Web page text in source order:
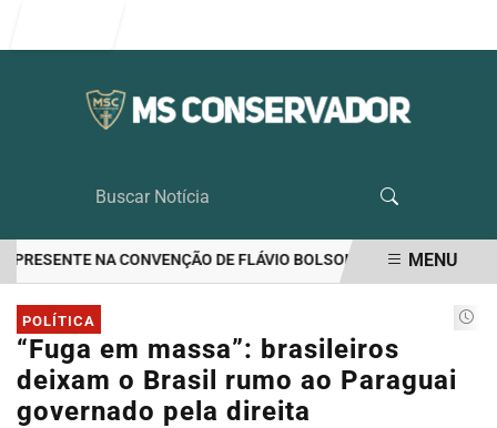
NA CONVENÇÃO DE FLÁVIO BOLSONARO RIEDEL
EM ALTA
MENU
POLÍTICA
“Fuga em massa”: brasileiros
deixam o Brasil rumo ao Paraguai
governado pela direita